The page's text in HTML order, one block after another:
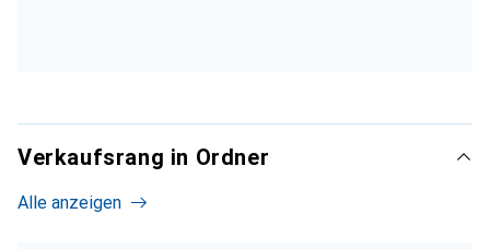
Verkaufsrang in Ordner
Alle anzeigen